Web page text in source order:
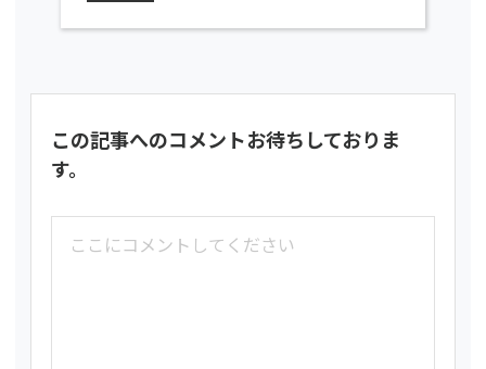
この記事へのコメントお待ちしておりま
す。